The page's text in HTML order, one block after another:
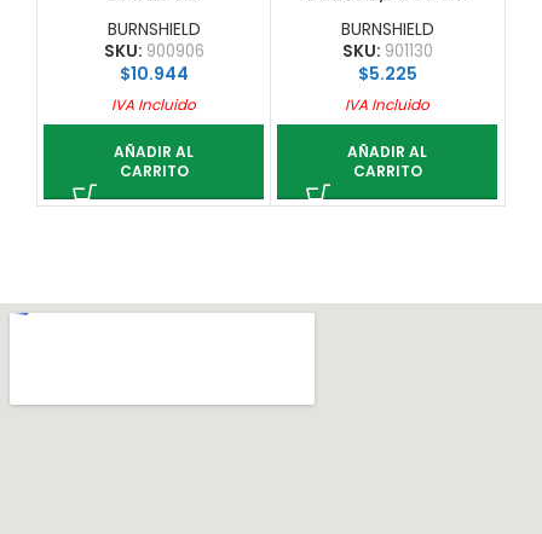
BURNSHIELD
SKU: 900906
$10.944
IVA Incluido
AÑADIR AL
CARRITO
BURNSHIELD
SKU: 901130
$5.225
IVA Incluido
AÑADIR AL
CARRITO